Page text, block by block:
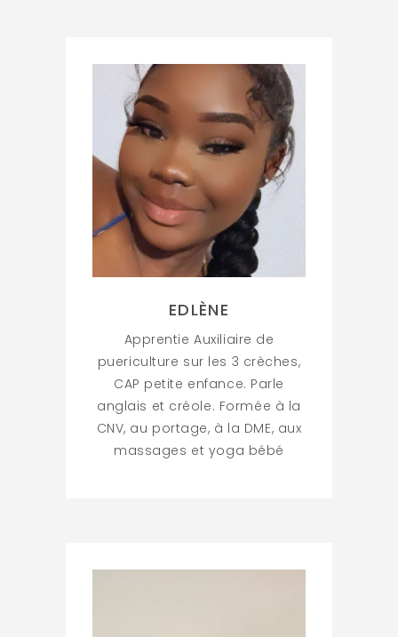
EDLÈNE
Apprentie Auxiliaire de
puericulture sur les 3 crèches,
CAP petite enfance. Parle
anglais et créole. Formée à la
CNV, au portage, à la DME, aux
massages et yoga bébé